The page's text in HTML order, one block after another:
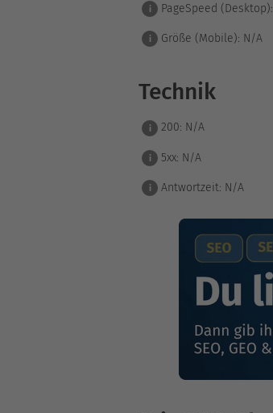
i PageSpeed (Desktop):
i Größe (Mobile): N/A
Technik
i 200: N/A
i 5xx: N/A
i Antwortzeit: N/A